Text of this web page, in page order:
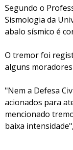
Segundo o
Sismologia da
abalo sísmico é
O tremor foi
alguns
"Nem a Defesa
acionados para
mencionado
baixa